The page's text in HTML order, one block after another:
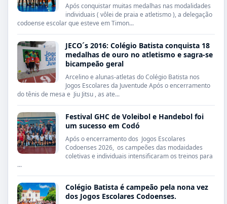
Após conquistar muitas medalhas nas modalidades
individuais ( vôlei de praia e atletismo ), a delegação
codoense escolar que esteve em Timon...
JECO´s 2016: Colégio Batista conquista 18
medalhas de ouro no atletismo e sagra-se
bicampeão geral
Arcelino e alunas-atletas do Colégio Batista nos
Jogos Escolares da Juventude Após o encerramento
do tênis de mesa e Jiu Jitsu , as ate...
Festival GHC de Voleibol e Handebol foi
um sucesso em Codó
Após o encerramento dos Jogos Escolares
Codoenses 2026, os campeões das modaidades
coletivas e individuais intensificaram os treinos para
...
Colégio Batista é campeão pela nona vez
dos Jogos Escolares Codoenses.